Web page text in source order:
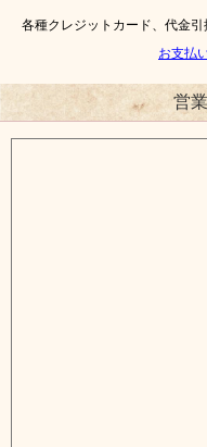
各種クレジットカード、代金引
お支払
営